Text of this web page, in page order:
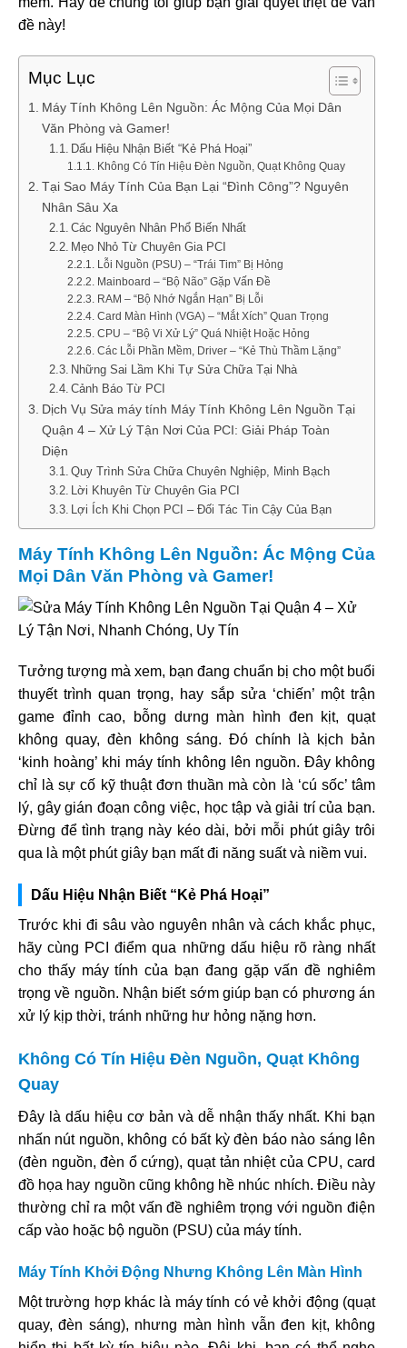
đề này!
Mục Lục
Máy Tính Không Lên Nguồn: Ác Mộng Của Mọi Dân
Văn Phòng và Gamer!
Dấu Hiệu Nhận Biết “Kẻ Phá Hoại”
Không Có Tín Hiệu Đèn Nguồn, Quạt Không Quay
Tại Sao Máy Tính Của Bạn Lại “Đình Công”? Nguyên
Nhân Sâu Xa
Các Nguyên Nhân Phổ Biến Nhất
Mẹo Nhỏ Từ Chuyên Gia PCI
Lỗi Nguồn (PSU) – “Trái Tim” Bị Hỏng
Mainboard – “Bộ Não” Gặp Vấn Đề
RAM – “Bộ Nhớ Ngắn Hạn” Bị Lỗi
Card Màn Hình (VGA) – “Mắt Xích” Quan Trọng
CPU – “Bộ Vi Xử Lý” Quá Nhiệt Hoặc Hỏng
Các Lỗi Phần Mềm, Driver – “Kẻ Thù Thầm Lặng”
Những Sai Lầm Khi Tự Sửa Chữa Tại Nhà
Cảnh Báo Từ PCI
Dịch Vụ Sửa máy tính Máy Tính Không Lên Nguồn Tại
Quận 4 – Xử Lý Tận Nơi Của PCI: Giải Pháp Toàn
Diện
Quy Trình Sửa Chữa Chuyên Nghiệp, Minh Bạch
Lời Khuyên Từ Chuyên Gia PCI
Lợi Ích Khi Chọn PCI – Đối Tác Tin Cậy Của Bạn
Máy Tính Không Lên Nguồn: Ác Mộng Của
Mọi Dân Văn Phòng và Gamer!
Tưởng tượng mà xem, bạn đang chuẩn bị cho một buổi
thuyết trình quan trọng, hay sắp sửa ‘chiến’ một trận
game đỉnh cao, bỗng dưng màn hình đen kịt, quạt
không quay, đèn không sáng. Đó chính là kịch bản
‘kinh hoàng’ khi máy tính không lên nguồn. Đây không
chỉ là sự cố kỹ thuật đơn thuần mà còn là ‘cú sốc’ tâm
lý, gây gián đoạn công việc, học tập và giải trí của bạn.
Đừng để tình trạng này kéo dài, bởi mỗi phút giây trôi
qua là một phút giây bạn mất đi năng suất và niềm vui.
Dấu Hiệu Nhận Biết “Kẻ Phá Hoại”
Trước khi đi sâu vào nguyên nhân và cách khắc phục,
hãy cùng PCI điểm qua những dấu hiệu rõ ràng nhất
cho thấy máy tính của bạn đang gặp vấn đề nghiêm
trọng về nguồn. Nhận biết sớm giúp bạn có phương án
xử lý kịp thời, tránh những hư hỏng nặng hơn.
Không Có Tín Hiệu Đèn Nguồn, Quạt Không
Quay
Đây là dấu hiệu cơ bản và dễ nhận thấy nhất. Khi bạn
nhấn nút nguồn, không có bất kỳ đèn báo nào sáng lên
(đèn nguồn, đèn ổ cứng), quạt tản nhiệt của CPU, card
đồ họa hay nguồn cũng không hề nhúc nhích. Điều này
thường chỉ ra một vấn đề nghiêm trọng với nguồn điện
cấp vào hoặc bộ nguồn (PSU) của máy tính.
Máy Tính Khởi Động Nhưng Không Lên Màn Hình
Một trường hợp khác là máy tính có vẻ khởi động (quạt
quay, đèn sáng), nhưng màn hình vẫn đen kịt, không